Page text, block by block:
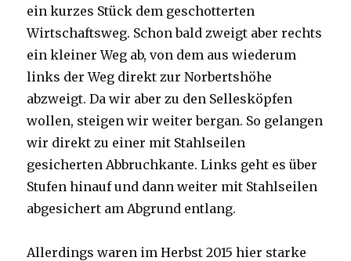
ein kurzes Stück dem geschotterten
Wirtschaftsweg. Schon bald zweigt aber rechts
ein kleiner Weg ab, von dem aus wiederum
links der Weg direkt zur Norbertshöhe
abzweigt. Da wir aber zu den Sellesköpfen
wollen, steigen wir weiter bergan. So gelangen
wir direkt zu einer mit Stahlseilen
gesicherten Abbruchkante. Links geht es über
Stufen hinauf und dann weiter mit Stahlseilen
abgesichert am Abgrund entlang.
Allerdings waren im Herbst 2015 hier starke